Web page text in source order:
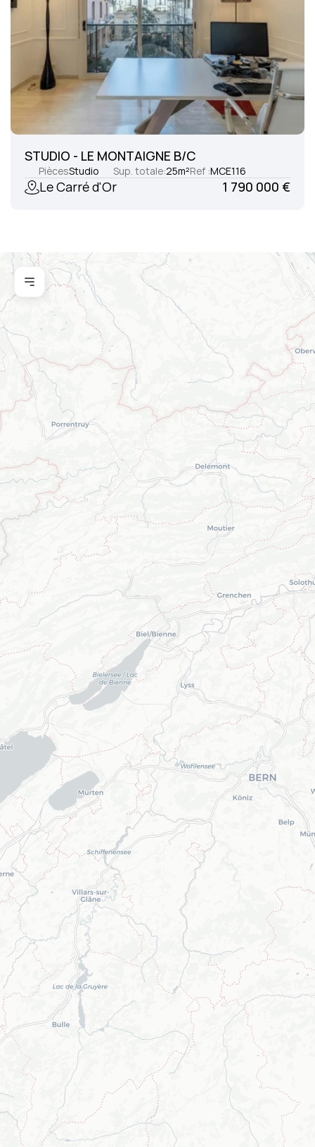
STUDIO - LE MONTAIGNE B/C
PiècesStudio Sup. totale:25m²Ref :MCE116
Le Carré d'Or 1 790 000 €